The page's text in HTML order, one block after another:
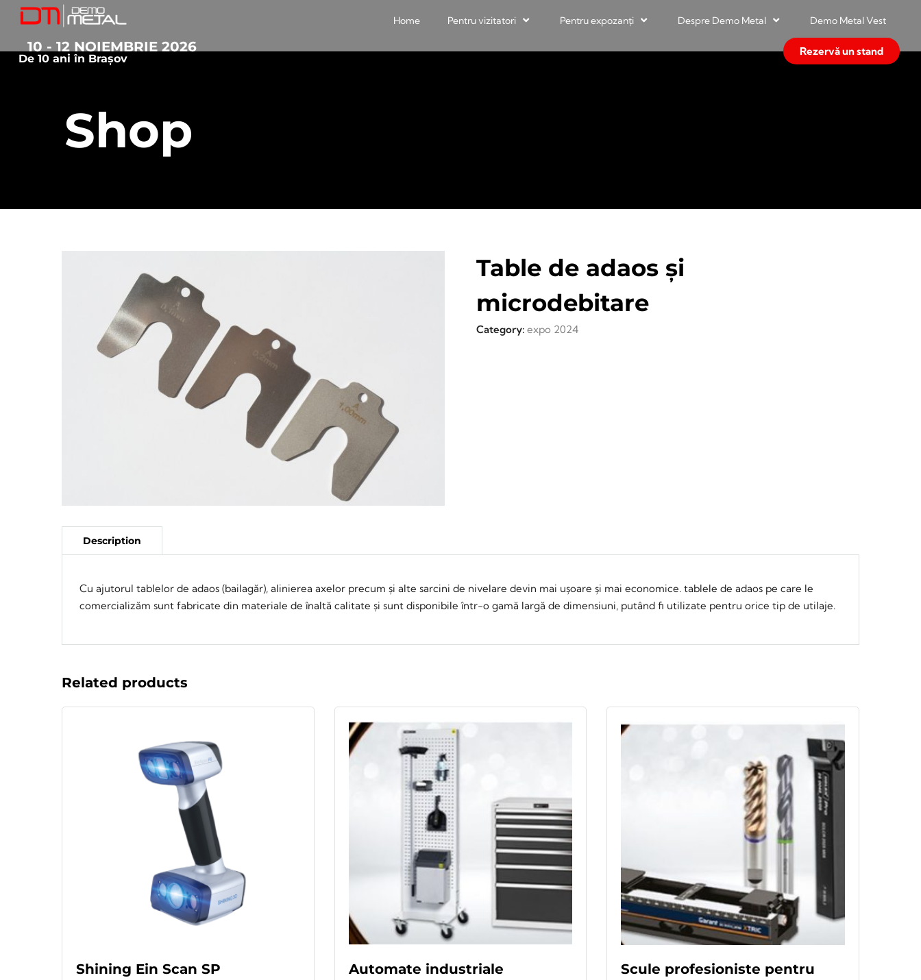
10 - 12 NOIEMBRIE 2026
De 10 ani în Brașov
Home Pentru vizitatori Pentru expozanți Despre Demo Metal Demo Metal Vest
Rezervă un stand
Shop
Table de adaos și
microdebitare
Category:expo 2024
Cu ajutorul tablelor de adaos (bailagăr), alinierea axelor precum și alte sarcini de nivelare devin mai ușoare și mai economice. tablele de adaos pe care le
comercializăm sunt fabricate din materiale de înaltă calitate și sunt disponibile într-o gamă largă de dimensiuni, putând fi utilizate pentru orice tip de utilaje.
Related products
Shining Ein Scan SP Automate industriale
Scule profesioniste pentru